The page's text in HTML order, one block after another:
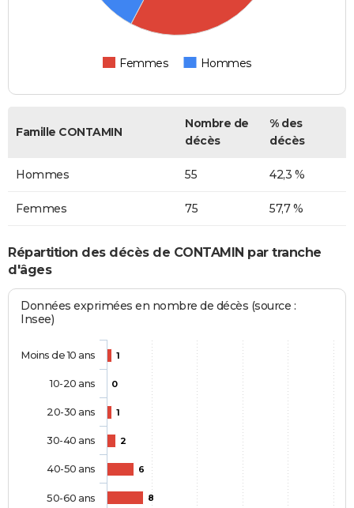
Femmes Hommes
Famille CONTAMIN
Nombre de
décès
% des
décès
Hommes 55 42,3 %
Femmes 75 57,7 %
Répartition des décès de CONTAMIN par tranche
d'âges
Données exprimées en nombre de décès (source :
Insee)
1
0
1
2
6
8
Moins de 10 ans
10-20 ans
20-30 ans
30-40 ans
40-50 ans
50-60 ans